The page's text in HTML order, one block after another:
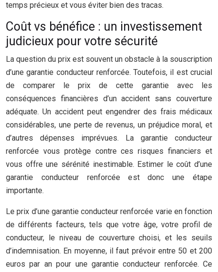
temps précieux et vous éviter bien des tracas.
Coût vs bénéfice : un investissement
judicieux pour votre sécurité
La question du prix est souvent un obstacle à la souscription
d’une garantie conducteur renforcée. Toutefois, il est crucial
de comparer le prix de cette garantie avec les
conséquences financières d’un accident sans couverture
adéquate. Un accident peut engendrer des frais médicaux
considérables, une perte de revenus, un préjudice moral, et
d’autres dépenses imprévues. La garantie conducteur
renforcée vous protège contre ces risques financiers et
vous offre une sérénité inestimable. Estimer le coût d’une
garantie conducteur renforcée est donc une étape
importante.
Le prix d’une garantie conducteur renforcée varie en fonction
de différents facteurs, tels que votre âge, votre profil de
conducteur, le niveau de couverture choisi, et les seuils
d’indemnisation. En moyenne, il faut prévoir entre 50 et 200
euros par an pour une garantie conducteur renforcée. Ce